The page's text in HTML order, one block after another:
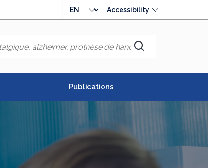
language
Accessibility
Chercher
Publications